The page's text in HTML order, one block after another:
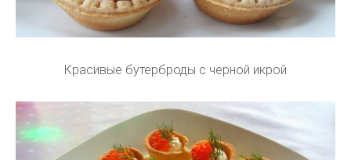
Красивые бутерброды с черной икрой